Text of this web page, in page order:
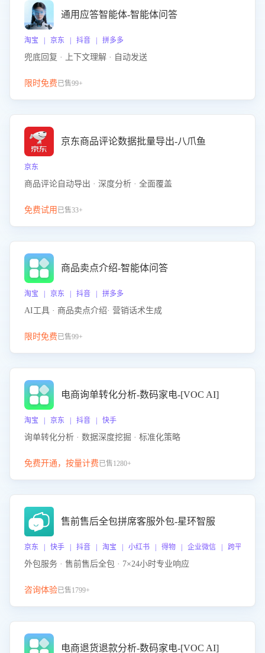
通用应答智能体-智能体问答
淘宝 | 京东 | 抖音 | 拼多多
兜底回复 · 上下文理解 · 自动发送
限时免费已售99+
京东商品评论数据批量导出-八爪鱼
京东
商品评论自动导出 · 深度分析 · 全面覆盖
免费试用 已售33+
商品卖点介绍-智能体问答
淘宝 | 京东 | 抖音 | 拼多多
AI工具 · 商品卖点介绍· 营销话术生成
限时免费已售99+
电商询单转化分析-数码家电-[VOC AI]
淘宝 | 京东 | 抖音 | 快手
询单转化分析 · 数据深度挖掘 · 标准化策略
免费开通，按量计费已售1280+
售前售后全包拼席客服外包-星环智服
京东 | 快手 | 抖音 | 淘宝 | 小红书 | 得物 | 企业微信 | 跨平台
外包服务 · 售前售后全包 · 7×24小时专业响应
咨询体验已售1799+
电商退货退款分析-数码家电-[VOC AI]